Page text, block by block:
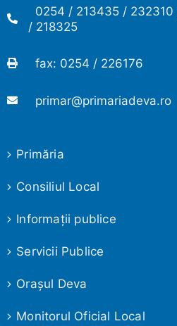
0254 / 213435 / 232310
/ 218325
fax: 0254 / 226176
primar@primariadeva.ro
Primăria
Consiliul Local
Informaţii publice
Servicii Publice
Oraşul Deva
Monitorul Oficial Local